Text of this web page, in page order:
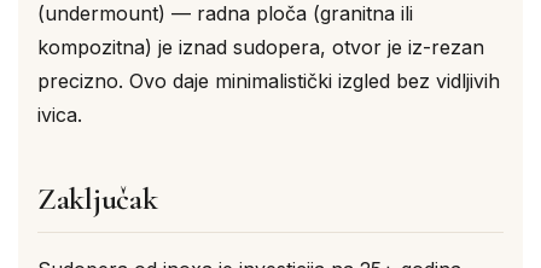
(undermount) — radna ploča (granitna ili
kompozitna) je iznad sudopera, otvor je iz-rezan
precizno. Ovo daje minimalistički izgled bez vidljivih
ivica.
Zaključak